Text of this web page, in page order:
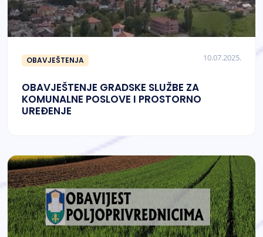
OBAVJEŠTENJA 10.07.2025.
OBAVJEŠTENJE GRADSKE SLUŽBE ZA
KOMUNALNE POSLOVE I PROSTORNO
UREĐENJE